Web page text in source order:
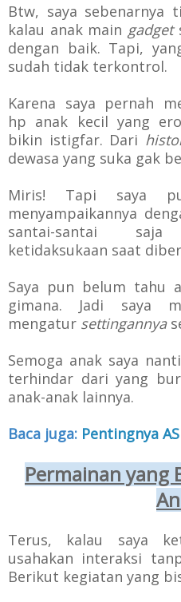
Btw, saya sebenarnya
kalau anak main gadget
dengan baik. Tapi,
sudah tidak terkontrol.
Karena saya pernah
hp anak kecil yang
bikin istigfar. Dari
dewasa yang suka gak
Miris! Tapi saya
menyampaikannya
santai-santai
ketidaksukaan saat
Saya pun belum tahu
gimana. Jadi saya
mengatur settingannya
Semoga anak saya
terhindar dari yang
anak-anak lainnya.
Baca juga: Pentingnya
Permainan yang
Terus, kalau saya
usahakan interaksi
Berikut kegiatan yang